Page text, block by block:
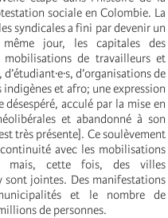
sociale en Colombie. La
syndicales a fini par devenir un
jour, les capitales des
de travailleurs et
d’organisations de
et afro; une expression
acculé par la mise en
et abandonné à son
très présente]. Ce soulèvement
avec les mobilisations
mais, cette fois, des villes
sont jointes. Des manifestations
et le nombre de
de personnes.